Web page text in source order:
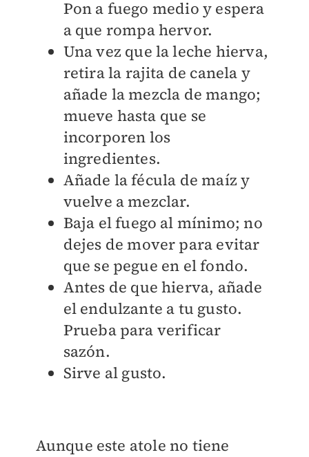
Pon a fuego medio y espera
a que rompa hervor.
Una vez que la leche hierva,
retira la rajita de canela y
añade la mezcla de mango;
mueve hasta que se
incorporen los
ingredientes.
Añade la fécula de maíz y
vuelve a mezclar.
Baja el fuego al mínimo; no
dejes de mover para evitar
que se pegue en el fondo.
Antes de que hierva, añade
el endulzante a tu gusto.
Prueba para verificar
sazón.
Sirve al gusto.
Aunque este atole no tiene